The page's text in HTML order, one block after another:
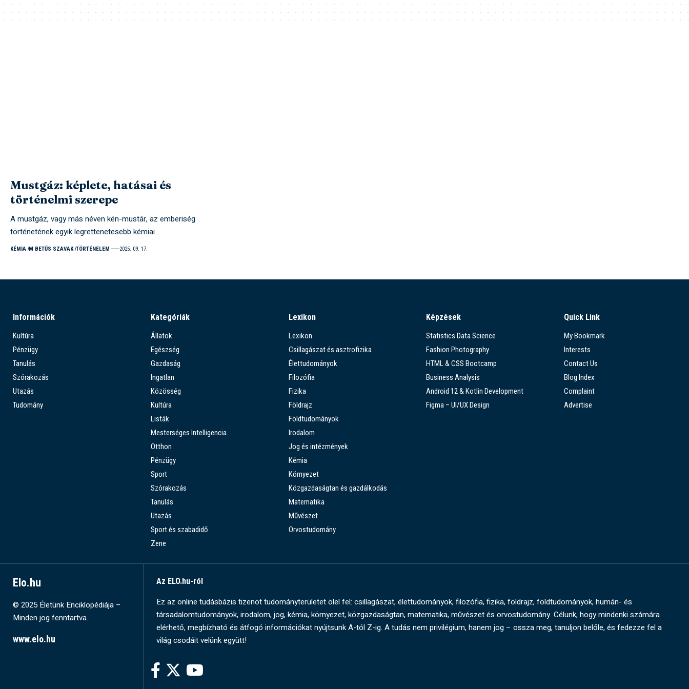
Mustgáz: képlete, hatásai és
történelmi szerepe
A mustgáz, vagy más néven kén-mustár, az emberiség
történetének egyik legrettenetesebb kémiai…
KÉMIA M BETŰS SZAVAK TÖRTÉNELEM 2025. 09. 17.
Információk
Kultúra
Pénzügy
Tanulás
Szórakozás
Utazás
Tudomány
Kategóriák
Állatok
Egészség
Gazdaság
Ingatlan
Közösség
Kultúra
Listák
Mesterséges Intelligencia
Otthon
Pénzügy
Sport
Szórakozás
Tanulás
Utazás
Sport és szabadidő
Zene
Lexikon
Lexikon
Csillagászat és asztrofizika
Élettudományok
Filozófia
Fizika
Földrajz
Földtudományok
Irodalom
Jog és intézmények
Kémia
Környezet
Közgazdaságtan és gazdálkodás
Matematika
Művészet
Orvostudomány
Képzések
Statistics Data Science
Fashion Photography
HTML & CSS Bootcamp
Business Analysis
Android 12 & Kotlin Development
Figma – UI/UX Design
Quick Link
My Bookmark
Interests
Contact Us
Blog Index
Complaint
Advertise
Elo.hu
© 2025 Életünk Enciklopédiája –
Minden jog fenntartva.
www.elo.hu
Az ELO.hu-ról
Ez az online tudásbázis tizenöt tudományterületet ölel fel: csillagászat, élettudományok, filozófia, fizika, földrajz, földtudományok, humán- és
társadalomtudományok, irodalom, jog, kémia, környezet, közgazdaságtan, matematika, művészet és orvostudomány. Célunk, hogy mindenki számára
elérhető, megbízható és átfogó információkat nyújtsunk A-tól Z-ig. A tudás nem privilégium, hanem jog – ossza meg, tanuljon belőle, és fedezze fel a
világ csodáit velünk együtt!